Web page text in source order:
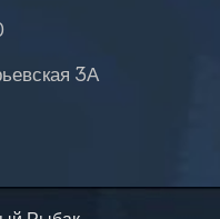
3А